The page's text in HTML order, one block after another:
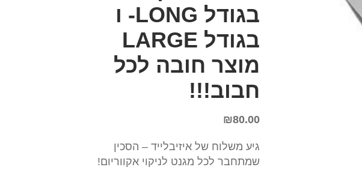
בגודל LONG- ו
בגודל LARGE
מוצר חובה לכל
חבוב!!!
₪80.00
גיע משלוח של איזיבלייד – הסכין
שמתחבר לכל מגנט לניקוי אקווריום!